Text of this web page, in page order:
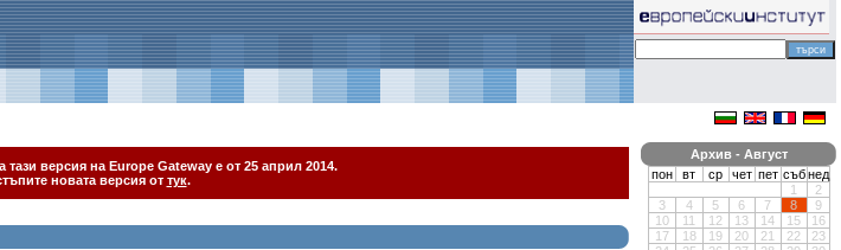
версия на Europe Gateway е от 25 април 2014.
новата версия от тук.
Архив - Август
пон
вт ср чет пет съб нед
1
2
3
4 5 6 7 8
9
10
11 12 13 14 15
16
17
18 19 20 21 22
23